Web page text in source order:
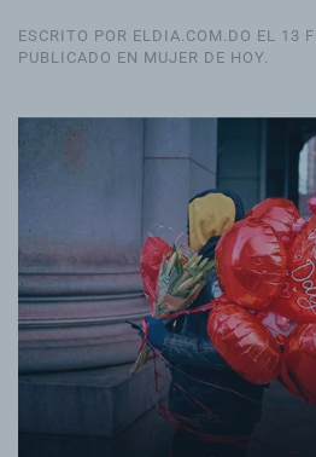
ESCRITO POR ELDIA.COM.DO EL 13
PUBLICADO EN MUJER DE HOY.